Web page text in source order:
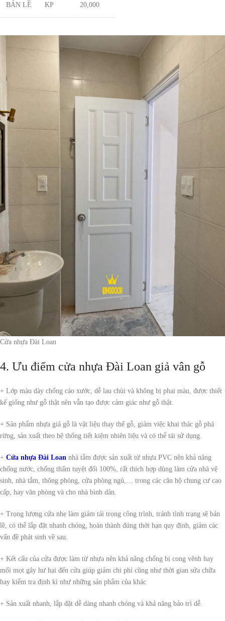
BẢN LỀ KP 20,000
Cửa nhựa Đài Loan
4. Ưu điểm cửa nhựa Đài Loan giả vân gỗ
+ Lớp màu dày chống cào xước, dễ lau chùi và không bị phai màu, được thiết
kế giống như gỗ thật nên vẫn tạo được cảm giác như gỗ thật.
+ Sản phẩm nhựa giả gỗ là vật liệu thay thế gỗ, giảm việc khai thác gỗ phá
rừng, sản xuất theo hệ thống tiết kiệm nhiên liệu và có thể tái sử dụng.
+ Cửa nhựa Đài Loan nhà tắm được sản xuất từ nhựa PVC nên khả năng
chống nước, chống thấm tuyệt đối 100%, rất thích hợp dùng làm cửa nhà vệ
sinh, nhà tắm, thông phòng, cửa phòng ngủ,… trong các căn hộ chung cư cao
cấp, hay văn phòng và cho nhà bình dân.
+ Trọng lượng cửa nhẹ làm giảm tải trọng công trình, tránh tình trạng sệ bản
lề, có thể lắp đặt nhanh chóng, hoàn thành đúng thời hạn quy định, giảm các
vấn đề phát sinh về sau.
+ Kết cấu của cửa được làm từ nhựa nên khả năng chống bị cong vênh hay
mối mọt gây hư hại đến cửa giúp giảm chi phí cũng như thời gian sửa chữa
hay kiểm tra định kì như những sản phẩm của khác
+ Sản xuất nhanh, lắp đặt dễ dàng nhanh chóng và khả năng bảo trì dễ.